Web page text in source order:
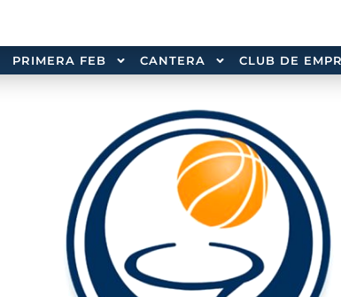
PRIMERA FEB CANTERA CLUB DE